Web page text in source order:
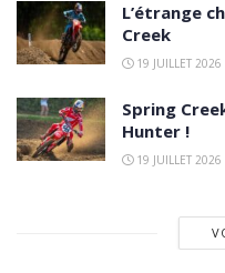
L’étrange
Creek
19 JUILLET 2026
Spring
Hunter !
19 JUILLET 2026